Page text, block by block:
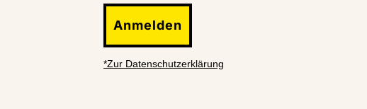
Anmelden
*Zur Datenschutzerklärung